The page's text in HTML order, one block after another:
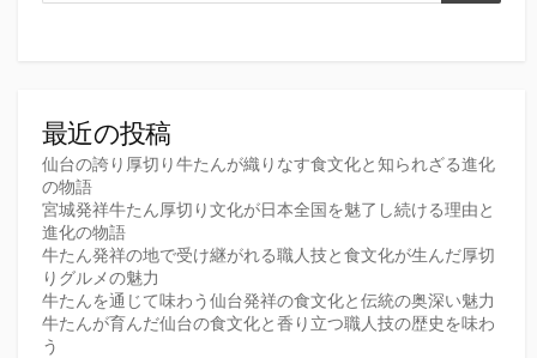
最近の投稿
仙台の誇り厚切り牛たんが織りなす食文化と知られざる進化
の物語
宮城発祥牛たん厚切り文化が日本全国を魅了し続ける理由と
進化の物語
牛たん発祥の地で受け継がれる職人技と食文化が生んだ厚切
りグルメの魅力
牛たんを通じて味わう仙台発祥の食文化と伝統の奥深い魅力
牛たんが育んだ仙台の食文化と香り立つ職人技の歴史を味わ
う